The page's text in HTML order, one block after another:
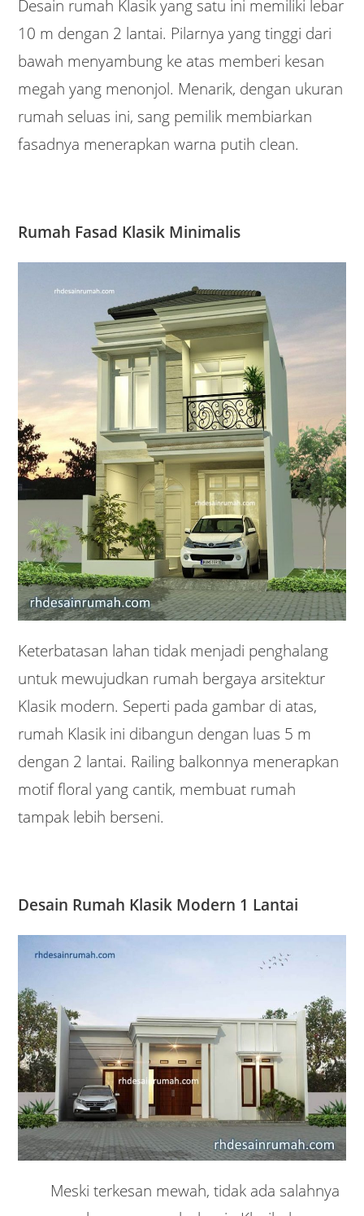
Desain rumah Klasik yang satu ini memiliki lebar
10 m dengan 2 lantai. Pilarnya yang tinggi dari
bawah menyambung ke atas memberi kesan
megah yang menonjol. Menarik, dengan ukuran
rumah seluas ini, sang pemilik membiarkan
fasadnya menerapkan warna putih clean.
Rumah Fasad Klasik Minimalis
Keterbatasan lahan tidak menjadi penghalang
untuk mewujudkan rumah bergaya arsitektur
Klasik modern. Seperti pada gambar di atas,
rumah Klasik ini dibangun dengan luas 5 m
dengan 2 lantai. Railing balkonnya menerapkan
motif floral yang cantik, membuat rumah
tampak lebih berseni.
Desain Rumah Klasik Modern 1 Lantai
Meski terkesan mewah, tidak ada salahnya